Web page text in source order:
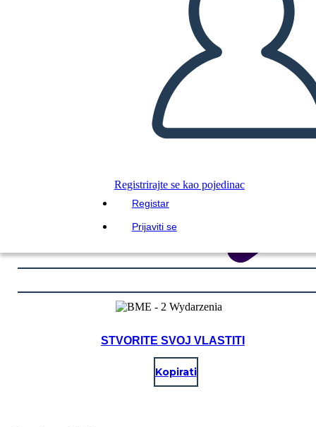
Registrirajte se kao pojedinac
Registar
Prijaviti se
STVORITE SVOJ VLASTITI
Kopirati